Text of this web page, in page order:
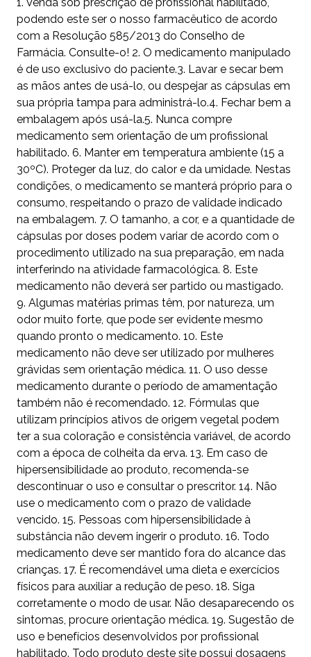
podendo este ser o nosso farmacêutico de acordo
com a Resolução 585/2013 do Conselho de
Farmácia. Consulte-o! 2. O medicamento manipulado
é de uso exclusivo do paciente.3. Lavar e secar bem
as mãos antes de usá-lo, ou despejar as cápsulas em
sua própria tampa para administrá-lo.4. Fechar bem a
embalagem após usá-la.5. Nunca compre
medicamento sem orientação de um profissional
habilitado. 6. Manter em temperatura ambiente (15 a
30ºC). Proteger da luz, do calor e da umidade. Nestas
condições, o medicamento se manterá próprio para o
consumo, respeitando o prazo de validade indicado
na embalagem. 7. O tamanho, a cor, e a quantidade de
cápsulas por doses podem variar de acordo com o
procedimento utilizado na sua preparação, em nada
interferindo na atividade farmacológica. 8. Este
medicamento não deverá ser partido ou mastigado.
9. Algumas matérias primas têm, por natureza, um
odor muito forte, que pode ser evidente mesmo
quando pronto o medicamento. 10. Este
medicamento não deve ser utilizado por mulheres
grávidas sem orientação médica. 11. O uso desse
medicamento durante o período de amamentação
também não é recomendado. 12. Fórmulas que
utilizam princípios ativos de origem vegetal podem
ter a sua coloração e consistência variável, de acordo
com a época de colheita da erva. 13. Em caso de
hipersensibilidade ao produto, recomenda-se
descontinuar o uso e consultar o prescritor. 14. Não
use o medicamento com o prazo de validade
vencido. 15. Pessoas com hipersensibilidade à
substância não devem ingerir o produto. 16. Todo
medicamento deve ser mantido fora do alcance das
crianças. 17. É recomendável uma dieta e exercícios
físicos para auxiliar a redução de peso. 18. Siga
corretamente o modo de usar. Não desaparecendo os
sintomas, procure orientação médica. 19. Sugestão de
uso e benefícios desenvolvidos por profissional
habilitado. Todo produto deste site possui dosagens